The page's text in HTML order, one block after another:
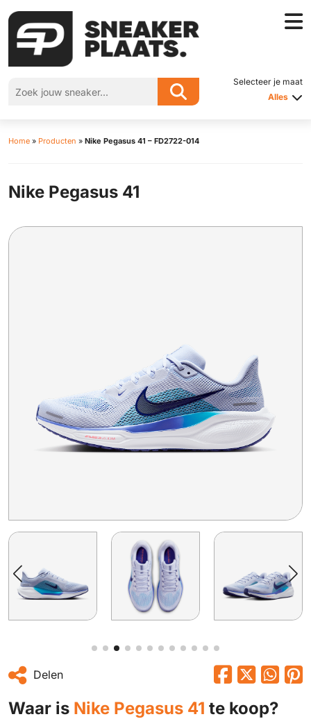
Selecteer je maat
Alles
Home » Producten » Nike Pegasus 41 – FD2722-014
Nike Pegasus 41
Delen
Waar is Nike Pegasus 41 te koop?